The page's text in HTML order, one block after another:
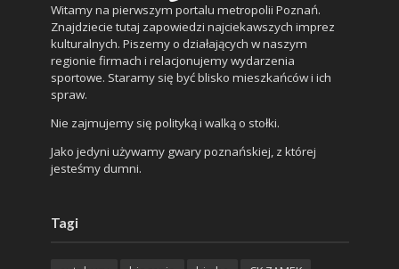
Witamy na pierwszym portalu metropolii Poznań.
Znajdziecie tutaj zapowiedzi najciekawszych imprez
kulturalnych. Piszemy o działających w naszym
regionie firmach i relacjonujemy wydarzenia
sportowe. Staramy się być blisko mieszkańców i ich
spraw.
Nie zajmujemy się polityką i walką o stołki.
Jako jedyni używamy gwary poznańskiej, z której
jesteśmy dumni.
Tagi